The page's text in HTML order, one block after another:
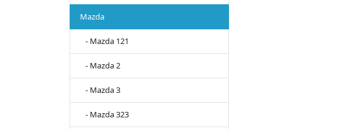
Mazda
- Mazda 121
- Mazda 2
- Mazda 3
- Mazda 323